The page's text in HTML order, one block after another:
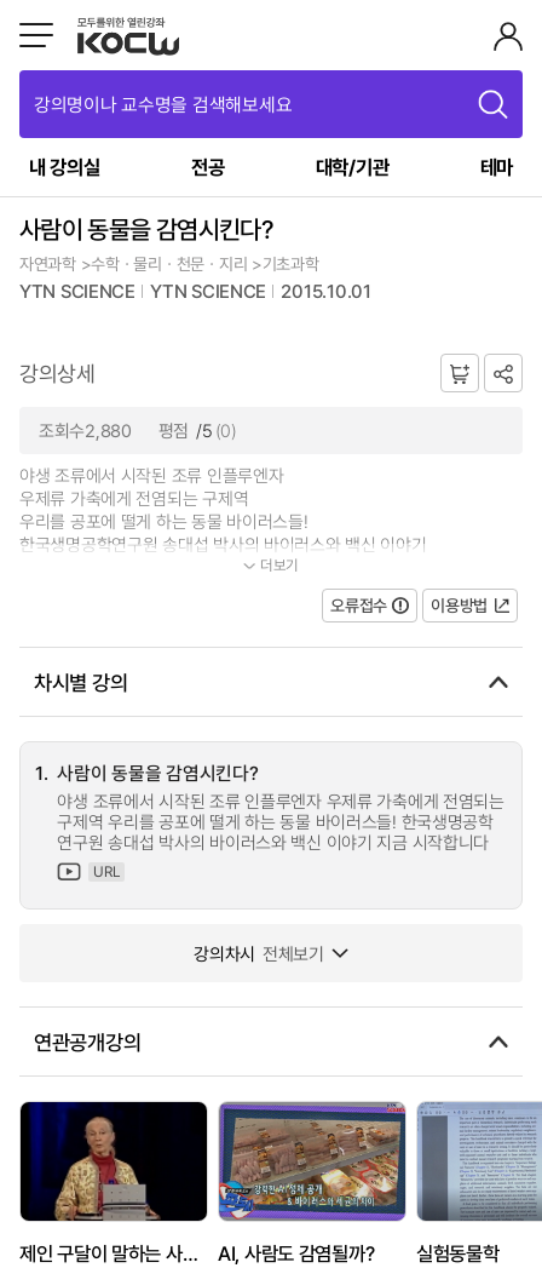
강의명이나 교수명을 검색해보세요
내 강의실 전공 대학/기관 테마
사람이 동물을 감염시킨다?
자연과학 >수학ㆍ물리ㆍ천문ㆍ지리 >기초과학
YTN SCIENCE YTN SCIENCE 2015.10.01
강의상세
조회수2,880 평점 /5 (0)
야생 조류에서 시작된 조류 인플루엔자
우제류 가축에게 전염되는 구제역
우리를 공포에 떨게 하는 동물 바이러스들!
한국생명공학연구원 송대섭 박사의 바이러스와 백신 이야기
더보기
오류접수 이용방법
차시별 강의
1. 사람이 동물을 감염시킨다?
야생 조류에서 시작된 조류 인플루엔자 우제류 가축에게 전염되는
구제역 우리를 공포에 떨게 하는 동물 바이러스들! 한국생명공학
연구원 송대섭 박사의 바이러스와 백신 이야기 지금 시작합니다
URL
강의차시 전체보기
연관공개강의
제인 구달이 말하는 사람과 동물이 공존하는 법 AI, 사람도 감염될까? 실험동물학